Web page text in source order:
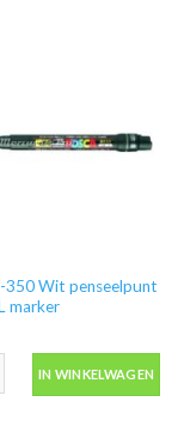
aantal
350 Wit penseelpunt
marker
350 Wit penseelpunt 1-
IN WINKELWAGEN